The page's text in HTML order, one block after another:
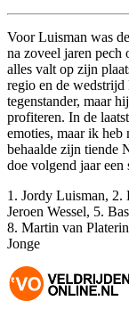
Voor Luisman was
na zoveel jaren pech
alles valt op zijn
regio en de wedstrijd
tegenstander, maar
profiteren. In de
emoties, maar ik
behaalde zijn tiende
doe volgend jaar
1. Jordy Luisman, 2.
Jeroen Wessel, 5.
8. Martin van
Jonge